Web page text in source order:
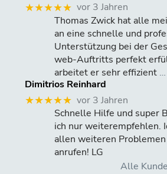
★★★★★ vor 3 Jahren
Thomas Zwick hat alle
an eine schnelle und
Unterstützung bei der
web-Auftritts perfekt
arbeitet er sehr effizient
Dimitrios Reinhard
★★★★★ vor 3 Jahren
Schnelle Hilfe und super
ich nur weiterempfehlen.
allen weiteren
anrufen! LG
Alle